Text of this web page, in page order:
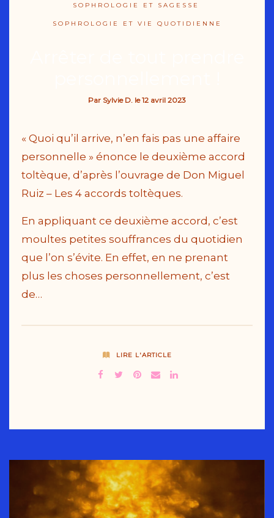
SOPHROLOGIE ET SAGESSE
SOPHROLOGIE ET VIE QUOTIDIENNE
Par Sylvie D. le12 avril 2023
« Quoi qu’il arrive, n’en fais pas une affaire
personnelle » énonce le deuxième accord
toltèque, d’après l’ouvrage de Don Miguel
Ruiz – Les 4 accords toltèques.
En appliquant ce deuxième accord, c’est
moultes petites souffrances du quotidien
que l’on s’évite. En effet, en ne prenant
plus les choses personnellement, c’est
de…
LIRE L'ARTICLE